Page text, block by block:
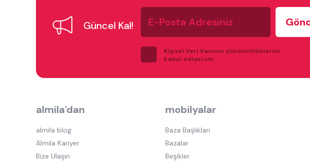
Güncel Kal!
E-
Posta
Adresiniz
Kişisel Veri Kanunu yükümlülüklerini
kabul ediyorum.
almila'dan
almila blog
Almila Kariyer
Bize Ulaşın
mobilyalar
Baza Başlıkları
Bazalar
Beşikler